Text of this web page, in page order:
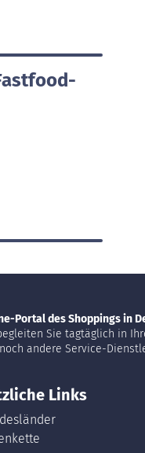
Portal des Shoppings in
Sie tagtäglich in
andere Service-
Links